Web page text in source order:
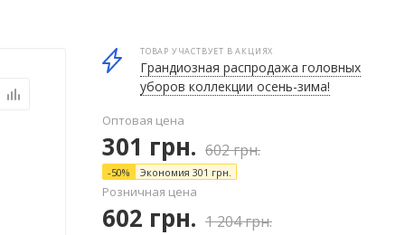
ТОВАР УЧАСТВУЕТ В АКЦИЯХ
Грандиозная распродажа головных
уборов коллекции осень-зима!
Оптовая цена
301 грн. 602грн.
-50% Экономия 301 грн.
Розничная цена
602 грн. 1 204грн.